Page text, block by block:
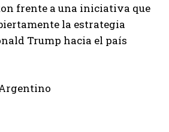
frente a una iniciativa que
la estrategia
Trump hacia el país